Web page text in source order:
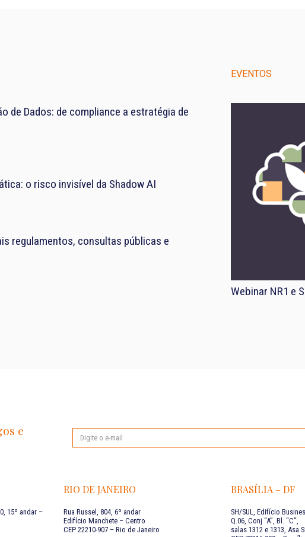
de Dados: de compliance a estratégia de
o risco invisível da Shadow AI
regulamentos, consultas públicas e
EVENTOS
Webinar NR1 e
e
15º andar –
RIO DE JANEIRO
Rua Russel, 804, 6º andar
Edifício Manchete – Centro
CEP 22210-907 – Rio de Janeiro
BRASÍLIA – DF
SH/SUL, Edifício
Q.06, Conj “A”, Bl. “C”,
salas 1312 e 1313, Asa